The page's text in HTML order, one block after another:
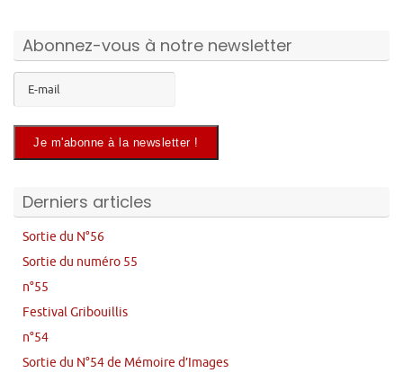
Abonnez-vous à notre newsletter
Derniers articles
Sortie du N°56
Sortie du numéro 55
n°55
Festival Gribouillis
n°54
Sortie du N°54 de Mémoire d’Images